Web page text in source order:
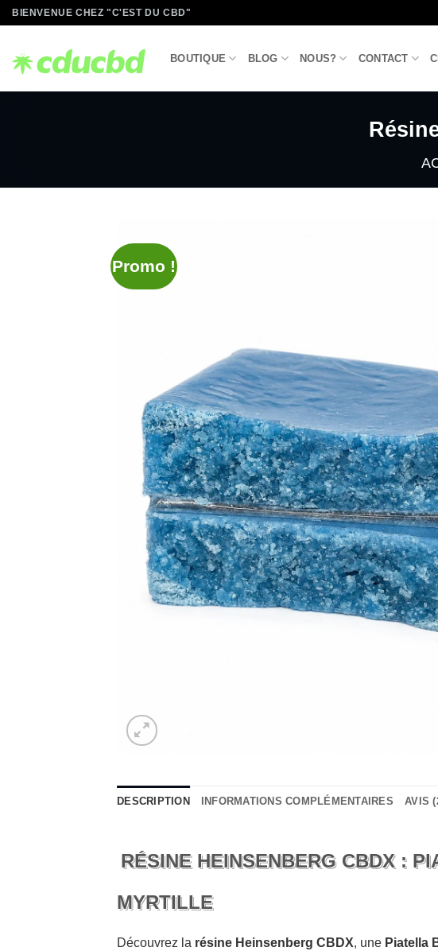
Passer
au
contenu
BIENVENUE CHEZ "C'EST DU CBD"
BOUTIQUE BLOG NOUS? CONTACT
Promo !
DESCRIPTION INFORMATIONS COMPLÉMENTAIRES AVIS
RÉSINE HEINSENBERG CBDX :
MYRTILLE
Découvrez la résine Heinsenberg CBDX, une Piatella